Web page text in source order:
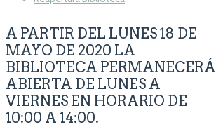
A PARTIR DEL LUNES 18 DE
MAYO DE 2020 LA
BIBLIOTECA PERMANECERÁ
ABIERTA DE LUNES A
VIERNES EN HORARIO DE
10:00 A 14:00.